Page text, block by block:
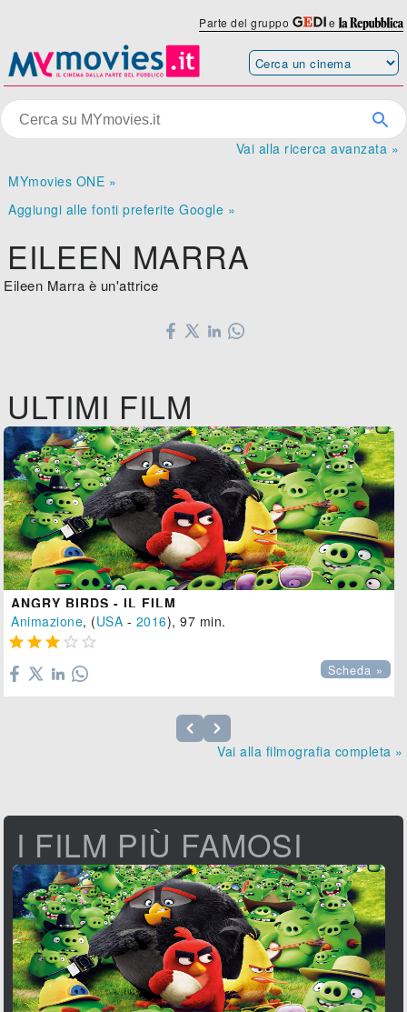
Parte del gruppo e
Vai alla ricerca avanzata »
MYmovies ONE »
Aggiungi alle fonti preferite Google »
EILEEN MARRA
Eileen Marra è un'attrice
ULTIMI FILM
ANGRY BIRDS - IL FILM
Animazione, (USA - 2016), 97 min.
    
Scheda »
Vai alla filmografia completa »
I FILM PIÙ FAMOSI